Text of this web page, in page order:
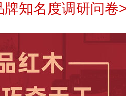
知名度调研问卷